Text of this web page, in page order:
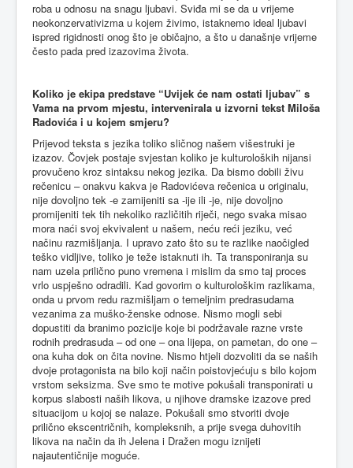
roba u odnosu na snagu ljubavi. Sviđa mi se da u vrijeme
neokonzervativizma u kojem živimo, istaknemo ideal ljubavi
ispred rigidnosti onog što je običajno, a što u današnje vrijeme
često pada pred izazovima života.
Koliko je ekipa predstave “Uvijek će nam ostati ljubav” s
Vama na prvom mjestu, intervenirala u izvorni tekst Miloša
Radovića i u kojem smjeru?
Prijevod teksta s jezika toliko sličnog našem višestruki je
izazov. Čovjek postaje svjestan koliko je kulturoloških nijansi
provučeno kroz sintaksu nekog jezika. Da bismo dobili živu
rečenicu – onakvu kakva je Radovićeva rečenica u originalu,
nije dovoljno tek -e zamijeniti sa -ije ili -je, nije dovoljno
promijeniti tek tih nekoliko različitih riječi, nego svaka misao
mora naći svoj ekvivalent u našem, neću reći jeziku, već
načinu razmišljanja. I upravo zato što su te razlike naočigled
teško vidljive, toliko je teže istaknuti ih. Ta transponiranja su
nam uzela prilično puno vremena i mislim da smo taj proces
vrlo uspješno odradili. Kad govorim o kulturološkim razlikama,
onda u prvom redu razmišljam o temeljnim predrasudama
vezanima za muško-ženske odnose. Nismo mogli sebi
dopustiti da branimo pozicije koje bi podržavale razne vrste
rodnih predrasuda – od one – ona lijepa, on pametan, do one –
ona kuha dok on čita novine. Nismo htjeli dozvoliti da se naših
dvoje protagonista na bilo koji način poistovjećuju s bilo kojom
vrstom seksizma. Sve smo te motive pokušali transponirati u
korpus slabosti naših likova, u njihove dramske izazove pred
situacijom u kojoj se nalaze. Pokušali smo stvoriti dvoje
prilično ekscentričnih, kompleksnih, a prije svega duhovitih
likova na način da ih Jelena i Dražen mogu iznijeti
najautentičnije moguće.